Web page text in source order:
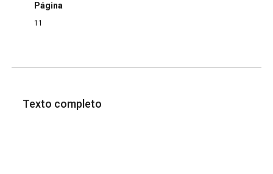
Página
11
Texto completo